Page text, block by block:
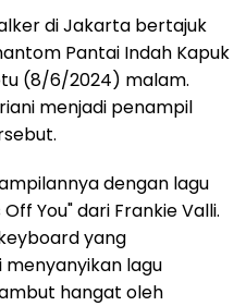
di Jakarta bertajuk
Pantai Indah Kapuk
(8/6/2024) malam.
menjadi penampil
dengan lagu
You" dari Frankie Valli.
yang
menyanyikan lagu
hangat oleh